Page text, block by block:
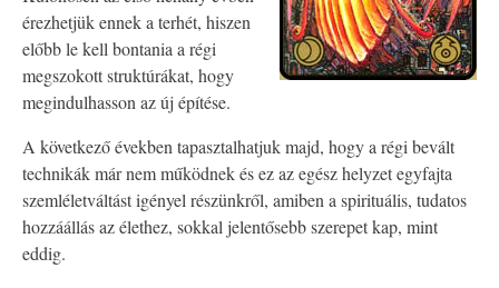
érezhetjük ennek a terhét, hiszen
előbb le kell bontania a régi
megszokott struktúrákat, hogy
megindulhasson az új építése.
A következő években tapasztalhatjuk majd, hogy a régi bevált
technikák már nem működnek és ez az egész helyzet egyfajta
szemléletváltást igényel részünkről, amiben a spirituális, tudatos
hozzáállás az élethez, sokkal jelentősebb szerepet kap, mint
eddig.